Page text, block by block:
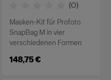
(0)
Masken-Kit für Profoto
SnapBag M in vier
verschiedenen Formen
148,75 €